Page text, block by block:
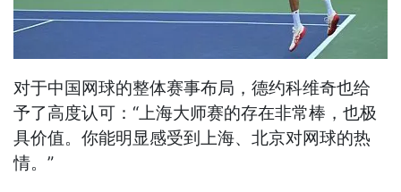
对于中国网球的整体赛事布局，德约科维奇也给
予了高度认可：“上海大师赛的存在非常棒，也极
具价值。你能明显感受到上海、北京对网球的热
情。”